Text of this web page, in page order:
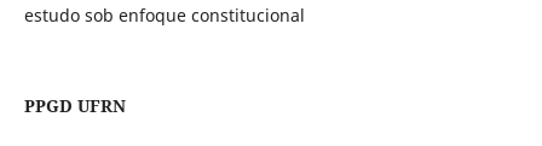
estudo sob enfoque constitucional
PPGD UFRN